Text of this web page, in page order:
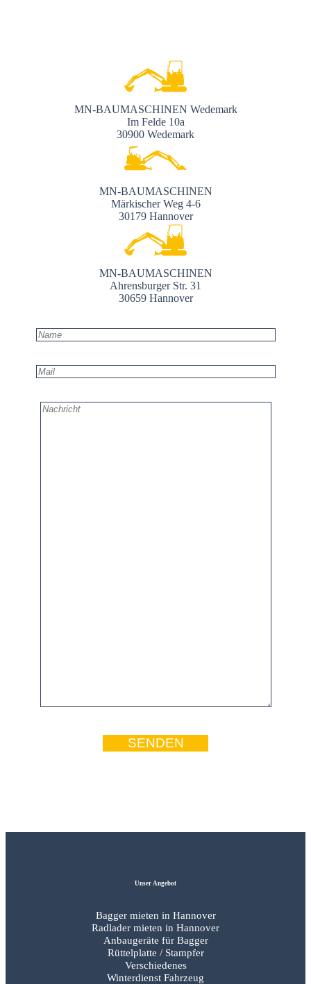
MN-BAUMASCHINEN Wedemark
Im Felde 10a
30900 Wedemark
MN-BAUMASCHINEN
Märkischer Weg 4-6
30179 Hannover
MN-BAUMASCHINEN
Ahrensburger Str. 31
30659 Hannover
Unser Angebot
Bagger mieten in Hannover
Radlader mieten in Hannover
Anbaugeräte für Bagger
Rüttelplatte / Stampfer
Verschiedenes
Winterdienst Fahrzeug